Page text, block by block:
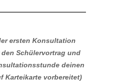
ersten Konsultation
Schülervortrag und
deinen
Karteikarte vorbereitet)